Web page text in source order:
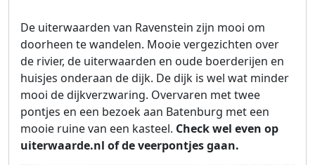
De uiterwaarden van Ravenstein zijn mooi om
doorheen te wandelen. Mooie vergezichten over
de rivier, de uiterwaarden en oude boerderijen en
huisjes onderaan de dijk. De dijk is wel wat minder
mooi de dijkverzwaring. Overvaren met twee
pontjes en een bezoek aan Batenburg met een
mooie ruine van een kasteel. Check wel even op
uiterwaarde.nl of de veerpontjes gaan.